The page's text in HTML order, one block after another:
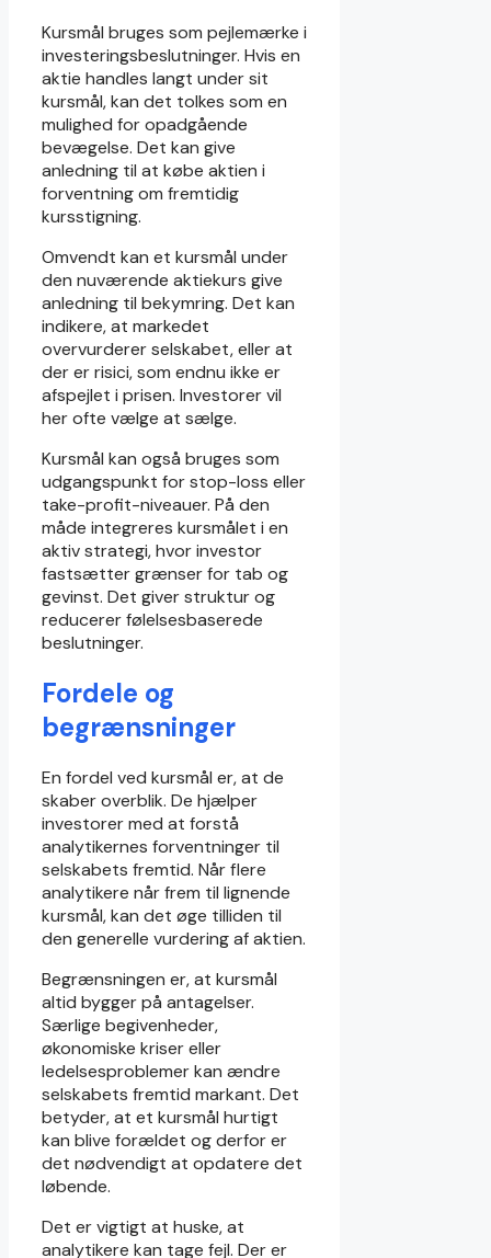
Kursmål bruges som pejlemærke i
investeringsbeslutninger. Hvis en
aktie handles langt under sit
kursmål, kan det tolkes som en
mulighed for opadgående
bevægelse. Det kan give
anledning til at købe aktien i
forventning om fremtidig
kursstigning.
Omvendt kan et kursmål under
den nuværende aktiekurs give
anledning til bekymring. Det kan
indikere, at markedet
overvurderer selskabet, eller at
der er risici, som endnu ikke er
afspejlet i prisen. Investorer vil
her ofte vælge at sælge.
Kursmål kan også bruges som
udgangspunkt for stop-loss eller
take-profit-niveauer. På den
måde integreres kursmålet i en
aktiv strategi, hvor investor
fastsætter grænser for tab og
gevinst. Det giver struktur og
reducerer følelsesbaserede
beslutninger.
Fordele og
begrænsninger
En fordel ved kursmål er, at de
skaber overblik. De hjælper
investorer med at forstå
analytikernes forventninger til
selskabets fremtid. Når flere
analytikere når frem til lignende
kursmål, kan det øge tilliden til
den generelle vurdering af aktien.
Begrænsningen er, at kursmål
altid bygger på antagelser.
Særlige begivenheder,
økonomiske kriser eller
ledelsesproblemer kan ændre
selskabets fremtid markant. Det
betyder, at et kursmål hurtigt
kan blive forældet og derfor er
det nødvendigt at opdatere det
løbende.
Det er vigtigt at huske, at
analytikere kan tage fejl. Der er